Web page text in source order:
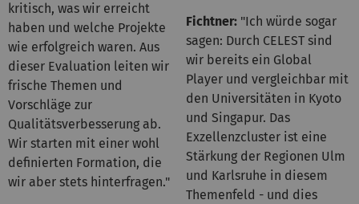
kritisch, was wir erreicht
haben und welche Projekte
wie erfolgreich waren. Aus
dieser Evaluation leiten wir
frische Themen und
Vorschläge zur
Qualitätsverbesserung ab.
Wir starten mit einer wohl
definierten Formation, die
wir aber stets hinterfragen."
Fichtner: "Ich würde sogar
sagen: Durch CELEST sind
wir bereits ein Global
Player und vergleichbar mit
den Universitäten in Kyoto
und Singapur. Das
Exzellenzcluster ist eine
Stärkung der Regionen Ulm
und Karlsruhe in diesem
Themenfeld - und dies